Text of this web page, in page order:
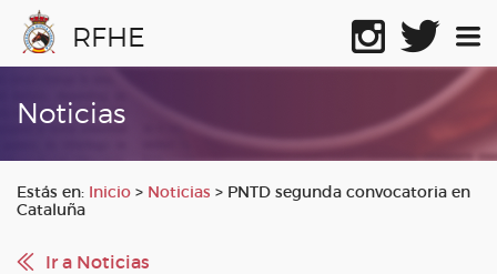
RFHE
Noticias
Estás en: Inicio > Noticias > PNTD segunda convocatoria en
Cataluña
Ir a Noticias